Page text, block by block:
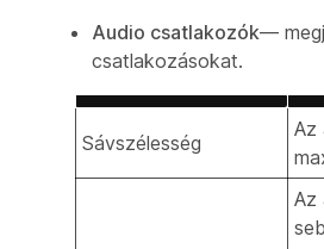
Audio csatlakozók—
csatlakozásokat.
Sávszélesség
Az
Az